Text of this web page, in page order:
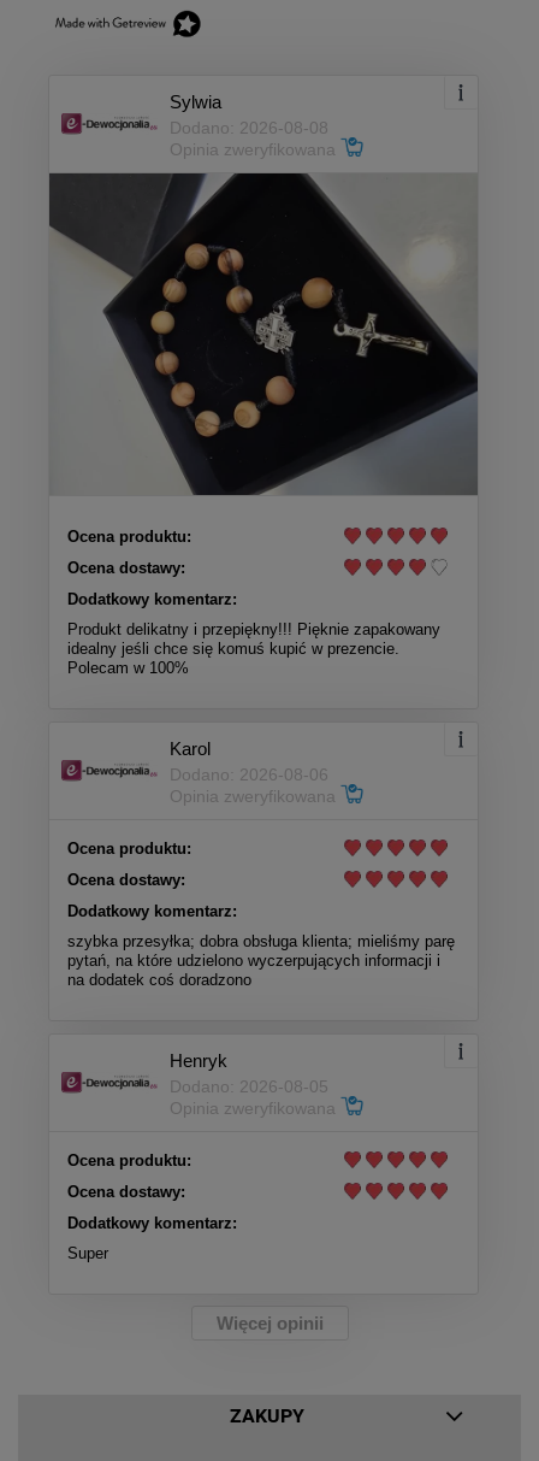
Sylwia
Dodano: 2026-08-08
Opinia zweryfikowana
Ocena produktu:
Ocena dostawy:
Dodatkowy komentarz:
Produkt delikatny i przepiękny!!! Pięknie zapakowany
idealny jeśli chce się komuś kupić w prezencie.
Polecam w 100%
Karol
Dodano: 2026-08-06
Opinia zweryfikowana
Ocena produktu:
Ocena dostawy:
Dodatkowy komentarz:
szybka przesyłka; dobra obsługa klienta; mieliśmy parę
pytań, na które udzielono wyczerpujących informacji i
na dodatek coś doradzono
Henryk
Dodano: 2026-08-05
Opinia zweryfikowana
Ocena produktu:
Ocena dostawy:
Dodatkowy komentarz:
Super
Więcej opinii
ZAKUPY